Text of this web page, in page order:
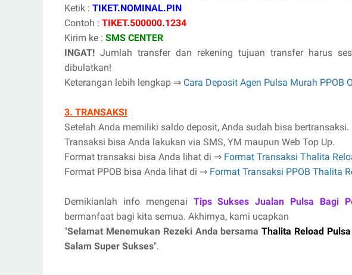
Ketik : TIKET.NOMINAL.PIN
Contoh : TIKET.500000.1234
Kirim ke : SMS CENTER
INGAT! Jumlah transfer dan rekening tujuan transfer harus
dibulatkan!
Keterangan lebih lengkap ⇒ Cara Deposit Agen Pulsa Murah PPOB
3. TRANSAKSI
Setelah Anda memiliki saldo deposit, Anda sudah bisa bertransaksi.
Transaksi bisa Anda lakukan via SMS, YM maupun Web Top Up.
Format transaksi bisa Anda lihat di ⇒ Format Transaksi Thalita
Format PPOB bisa Anda lihat di ⇒ Format Transaksi PPOB Thalita
Demikianlah info mengenai Tips Sukses Jualan Pulsa Bagi
bermanfaat bagi kita semua. Akhirnya, kami ucapkan
"Selamat Menemukan Rezeki Anda bersamaThalita Reload Pulsa
Salam Super Sukses".